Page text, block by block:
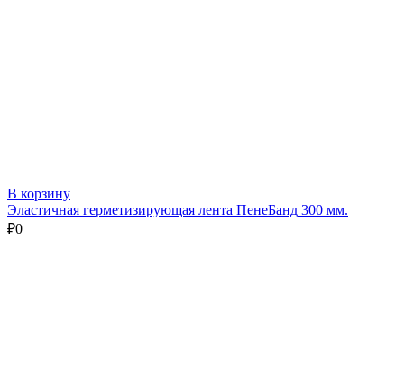
В корзину
Эластичная герметизирующая лента ПенеБанд 300 мм.
₽0